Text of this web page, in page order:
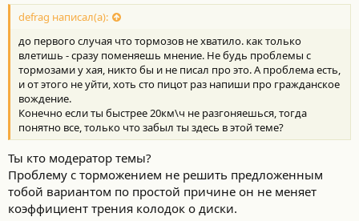
Иногда езжу на СХ-5 мазде, так вот не смотря на то, что она
легче, тормозит так же ватно и ужасно. Для мазд тоже куча тем
кстати, по смене тормозов на усиленные =) Так что дело не в
дозволенности, а в безопасности.
defrag написал(а):
до первого случая что тормозов не хватило. как только
влетишь - сразу поменяешь мнение. Не будь проблемы с
тормозами у хая, никто бы и не писал про это. А проблема есть,
и от этого не уйти, хоть сто пицот раз напиши про гражданское
вождение.
Конечно если ты быстрее 20км\ч не разгоняешься, тогда
понятно все, только что забыл ты здесь в этой теме?
Ты кто модератор темы?
Проблему с торможением не решить предложенным
тобой вариантом по простой причине он не меняет
коэффициент трения колодок о диски.